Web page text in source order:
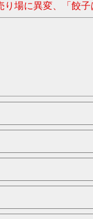
場に異変、「餃